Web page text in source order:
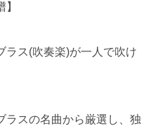
ラス(吹奏楽)が一人で吹け
ラスの名曲から厳選し、独